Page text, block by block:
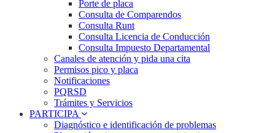
Porte de placa
Consulta de Comparendos
Consulta Runt
Consulta Licencia de Conducción
Consulta Impuesto Departamental
Canales de atención y pida una cita
Permisos pico y placa
Notificaciones
PQRSD
Trámites y Servicios
PARTICIPA
Diagnóstico e identificación de problemas